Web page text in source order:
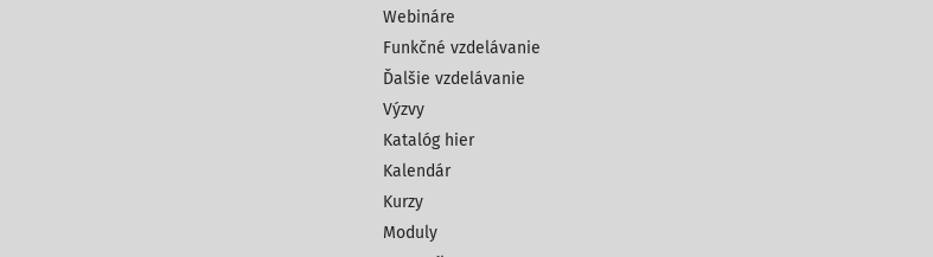
Webináre
Funkčné vzdelávanie
Ďalšie vzdelávanie
Výzvy
Katalóg hier
Kalendár
Kurzy
Moduly